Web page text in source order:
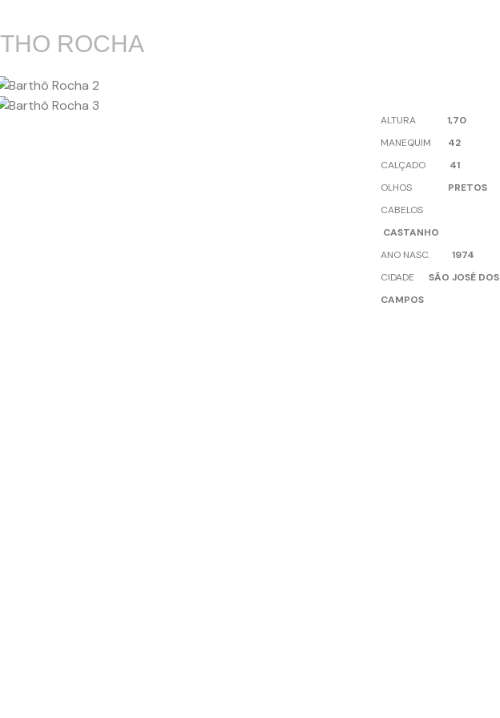
ROCHA
ALTURA 1,70
MANEQUIM 42
CALÇADO 41
OLHOS
PRETOS
CABELOS
CASTANHO
ANO NASC. 1974
CIDADE SÃO JOSÉ DOS
CAMPOS